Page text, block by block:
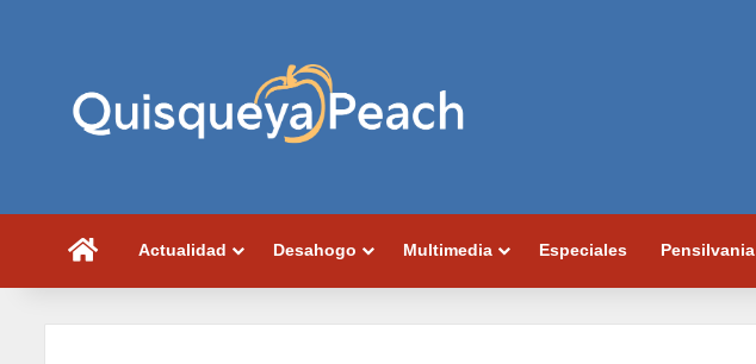
PortadaActualidad Desahogo Multimedia Especiales Pensilvania